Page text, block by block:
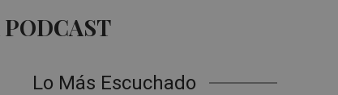
Lo Más Escuchado